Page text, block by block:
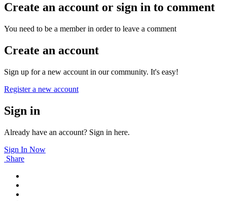
Create an account or sign in to comment
You need to be a member in order to leave a comment
Create an account
Sign up for a new account in our community. It's easy!
Register a new account
Sign in
Already have an account? Sign in here.
Sign In Now
Share